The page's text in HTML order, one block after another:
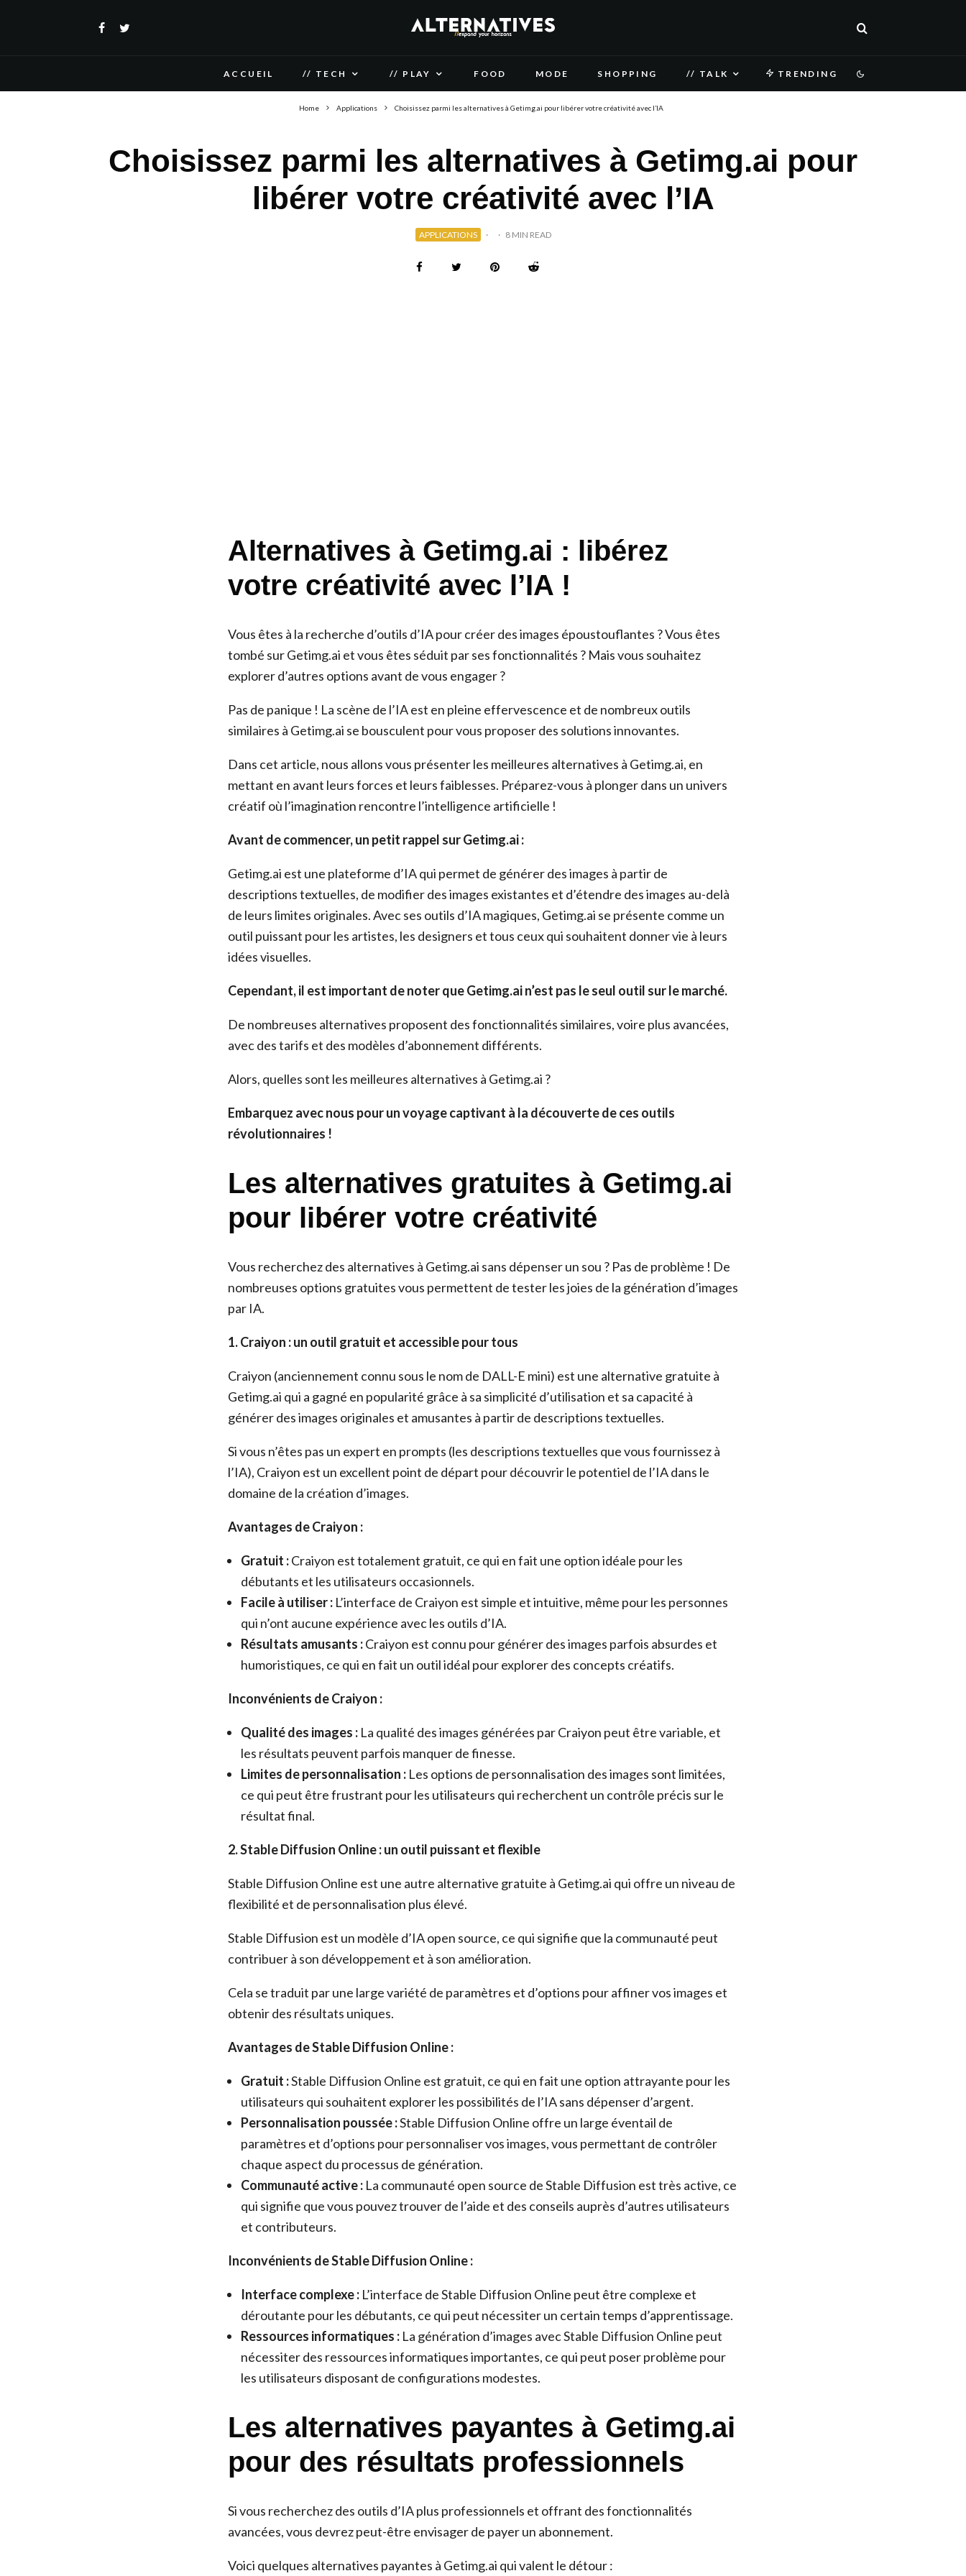
ACCUEIL // TECH // PLAY FOOD MODE SHOPPING // TALK TRENDING
Home Applications Choisissez parmi les alternatives à Getimg.ai pour libérer votre créativité avec l’IA
Choisissez parmi les alternatives à Getimg.ai pour
libérer votre créativité avec l’IA
APPLICATIONS · · 8 MIN READ
Alternatives à Getimg.ai : libérez
votre créativité avec l’IA !
Vous êtes à la recherche d’outils d’IA pour créer des images époustouflantes ? Vous êtes
tombé sur Getimg.ai et vous êtes séduit par ses fonctionnalités ? Mais vous souhaitez
explorer d’autres options avant de vous engager ?
Pas de panique ! La scène de l’IA est en pleine effervescence et de nombreux outils
similaires à Getimg.ai se bousculent pour vous proposer des solutions innovantes.
Dans cet article, nous allons vous présenter les meilleures alternatives à Getimg.ai, en
mettant en avant leurs forces et leurs faiblesses. Préparez-vous à plonger dans un univers
créatif où l’imagination rencontre l’intelligence artificielle !
Avant de commencer, un petit rappel sur Getimg.ai :
Getimg.ai est une plateforme d’IA qui permet de générer des images à partir de
descriptions textuelles, de modifier des images existantes et d’étendre des images au-delà
de leurs limites originales. Avec ses outils d’IA magiques, Getimg.ai se présente comme un
outil puissant pour les artistes, les designers et tous ceux qui souhaitent donner vie à leurs
idées visuelles.
Cependant, il est important de noter que Getimg.ai n’est pas le seul outil sur le marché.
De nombreuses alternatives proposent des fonctionnalités similaires, voire plus avancées,
avec des tarifs et des modèles d’abonnement différents.
Alors, quelles sont les meilleures alternatives à Getimg.ai ?
Embarquez avec nous pour un voyage captivant à la découverte de ces outils
révolutionnaires !
Les alternatives gratuites à Getimg.ai
pour libérer votre créativité
Vous recherchez des alternatives à Getimg.ai sans dépenser un sou ? Pas de problème ! De
nombreuses options gratuites vous permettent de tester les joies de la génération d’images
par IA.
1. Craiyon : un outil gratuit et accessible pour tous
Craiyon (anciennement connu sous le nom de DALL-E mini) est une alternative gratuite à
Getimg.ai qui a gagné en popularité grâce à sa simplicité d’utilisation et sa capacité à
générer des images originales et amusantes à partir de descriptions textuelles.
Si vous n’êtes pas un expert en prompts (les descriptions textuelles que vous fournissez à
l’IA), Craiyon est un excellent point de départ pour découvrir le potentiel de l’IA dans le
domaine de la création d’images.
Avantages de Craiyon :
Gratuit :Craiyon est totalement gratuit, ce qui en fait une option idéale pour les
débutants et les utilisateurs occasionnels.
Facile à utiliser : L’interface de Craiyon est simple et intuitive, même pour les personnes
qui n’ont aucune expérience avec les outils d’IA.
Résultats amusants :Craiyon est connu pour générer des images parfois absurdes et
humoristiques, ce qui en fait un outil idéal pour explorer des concepts créatifs.
Inconvénients de Craiyon :
Qualité des images : La qualité des images générées par Craiyon peut être variable, et
les résultats peuvent parfois manquer de finesse.
Limites de personnalisation : Les options de personnalisation des images sont limitées,
ce qui peut être frustrant pour les utilisateurs qui recherchent un contrôle précis sur le
résultat final.
2. Stable Diffusion Online : un outil puissant et flexible
Stable Diffusion Online est une autre alternative gratuite à Getimg.ai qui offre un niveau de
flexibilité et de personnalisation plus élevé.
Stable Diffusion est un modèle d’IA open source, ce qui signifie que la communauté peut
contribuer à son développement et à son amélioration.
Cela se traduit par une large variété de paramètres et d’options pour affiner vos images et
obtenir des résultats uniques.
Avantages de Stable Diffusion Online :
Gratuit :Stable Diffusion Online est gratuit, ce qui en fait une option attrayante pour les
utilisateurs qui souhaitent explorer les possibilités de l’IA sans dépenser d’argent.
Personnalisation poussée :Stable Diffusion Online offre un large éventail de
paramètres et d’options pour personnaliser vos images, vous permettant de contrôler
chaque aspect du processus de génération.
Communauté active : La communauté open source de Stable Diffusion est très active, ce
qui signifie que vous pouvez trouver de l’aide et des conseils auprès d’autres utilisateurs
et contributeurs.
Inconvénients de Stable Diffusion Online :
Interface complexe : L’interface de Stable Diffusion Online peut être complexe et
déroutante pour les débutants, ce qui peut nécessiter un certain temps d’apprentissage.
Ressources informatiques : La génération d’images avec Stable Diffusion Online peut
nécessiter des ressources informatiques importantes, ce qui peut poser problème pour
les utilisateurs disposant de configurations modestes.
Les alternatives payantes à Getimg.ai
pour des résultats professionnels
Si vous recherchez des outils d’IA plus professionnels et offrant des fonctionnalités
avancées, vous devrez peut-être envisager de payer un abonnement.
Voici quelques alternatives payantes à Getimg.ai qui valent le détour :